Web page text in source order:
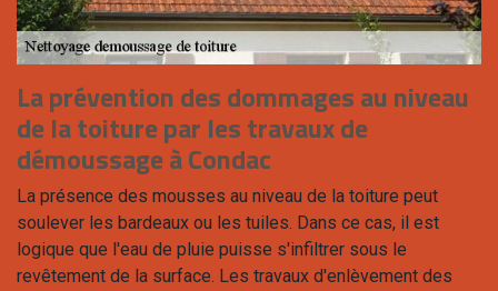
La prévention des dommages au niveau
de la toiture par les travaux de
démoussage à Condac
La présence des mousses au niveau de la toiture peut
soulever les bardeaux ou les tuiles. Dans ce cas, il est
logique que l'eau de pluie puisse s'infiltrer sous le
revêtement de la surface. Les travaux d'enlèvement des